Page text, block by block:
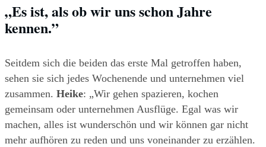
„Es ist, als ob wir uns schon Jahre
kennen.”
Seitdem sich die beiden das erste Mal getroffen haben,
sehen sie sich jedes Wochenende und unternehmen viel
zusammen. Heike: „Wir gehen spazieren, kochen
gemeinsam oder unternehmen Ausflüge. Egal was wir
machen, alles ist wunderschön und wir können gar nicht
mehr aufhören zu reden und uns voneinander zu erzählen.